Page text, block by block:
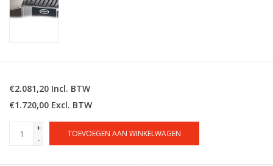
€2.081,20 Incl. BTW
€1.720,00 Excl. BTW
+
-
TOEVOEGEN AAN WINKELWAGEN